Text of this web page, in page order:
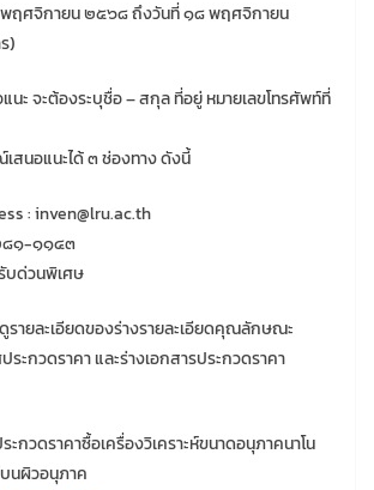
พฤศจิกายน ๒๕๖๘ ถึงวันที่ ๑๘ พฤศจิกายน
)
นะ จะต้องระบุชื่อ – สกุล ที่อยู่ หมายเลขโทรศัพท์ที่
สนอแนะได้ ๓ ช่องทาง ดังนี้
: inven@lru.ac.th
๘๑-๑๑๔๓
ด่วนพิเศษ
รายละเอียดของร่างรายละเอียดคุณลักษณะ
ระกวดราคา และร่างเอกสารประกวดราคา
ะกวดราคาซื้อเครื่องวิเคราะห์ขนาดอนุภาคนาโน
นผิวอนุภาค